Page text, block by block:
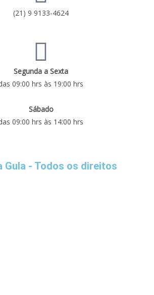
(21) 9 9133-4624
Segunda a Sexta
09:00 hrs às 19:00 hrs
Sábado
09:00 hrs às 14:00 hrs
Gula - Todos os direitos